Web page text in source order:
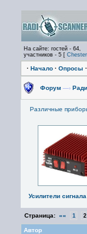
На сайте: гостей - 64,
участников - 5 [ Chester
· Начало · Опросы ·
Форум —›
Различные
Усилители
Страница: «« 1 2
Автор